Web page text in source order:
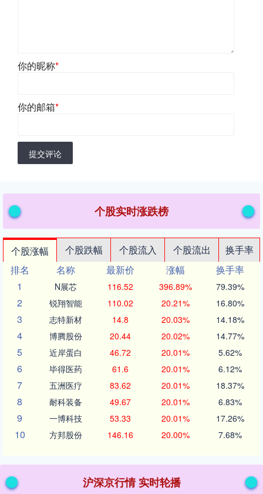
你的昵称*
你的邮箱*
提交评论
个股实时涨跌榜
个股涨幅 个股跌幅 个股流入 个股流出
换手率
排名
名称 最新价 涨幅
换手率
1
N展芯 116.52 396.89% 79.39%
2 锐翔智能 110.02 20.21% 16.80%
3 志特新材 14.8 20.03% 14.18%
4 博腾股份 20.44 20.02% 14.77%
5 近岸蛋白 46.72 20.01% 5.62%
6 毕得医药 61.6 20.01% 6.12%
7 五洲医疗 83.62 20.01% 18.37%
8 耐科装备 49.67 20.01% 6.83%
9 一博科技 53.33 20.01% 17.26%
10 方邦股份 146.16 20.00% 7.68%
沪深京行情 实时轮播